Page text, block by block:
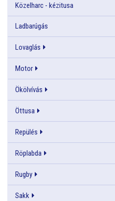
Közelharc - kézitusa
Ladbarúgás
Lovaglás
Motor
Ökölvívás
Öttusa
Repülés
Röplabda
Rugby
Sakk